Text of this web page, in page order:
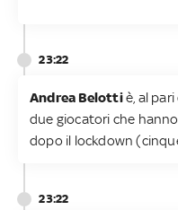
23:22
Andrea Belottiè, al pari
due giocatori che
dopo il lockdown
23:22